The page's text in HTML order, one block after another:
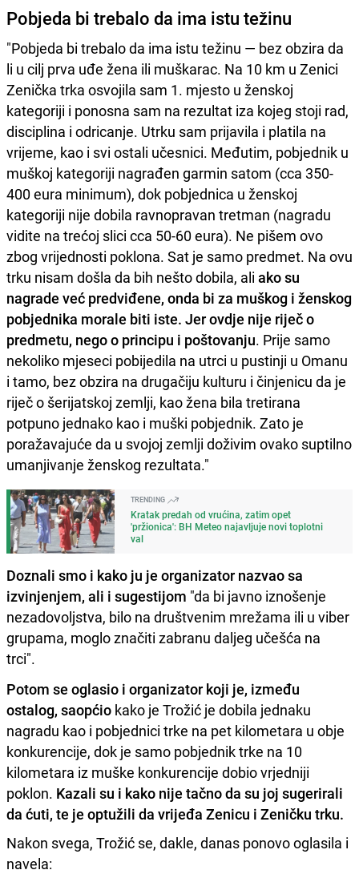
Pobjeda bi trebalo da ima istu težinu
"Pobjeda bi trebalo da ima istu težinu — bez obzira da
li u cilj prva uđe žena ili muškarac. Na 10 km u Zenici
Zenička trka osvojila sam 1. mjesto u ženskoj
kategoriji i ponosna sam na rezultat iza kojeg stoji rad,
disciplina i odricanje. Utrku sam prijavila i platila na
vrijeme, kao i svi ostali učesnici. Međutim, pobjednik u
muškoj kategoriji nagrađen garmin satom (cca 350-
400 eura minimum), dok pobjednica u ženskoj
kategoriji nije dobila ravnopravan tretman (nagradu
vidite na trećoj slici cca 50-60 eura). Ne pišem ovo
zbog vrijednosti poklona. Sat je samo predmet. Na ovu
trku nisam došla da bih nešto dobila, ali ako su
nagrade već predviđene, onda bi za muškog i ženskog
pobjednika morale biti iste. Jer ovdje nije riječ o
predmetu, nego o principu i poštovanju. Prije samo
nekoliko mjeseci pobijedila na utrci u pustinji u Omanu
i tamo, bez obzira na drugačiju kulturu i činjenicu da je
riječ o šerijatskoj zemlji, kao žena bila tretirana
potpuno jednako kao i muški pobjednik. Zato je
poražavajuće da u svojoj zemlji doživim ovako suptilno
umanjivanje ženskog rezultata."
TRENDING
Kratak predah od vrućina, zatim opet
'pržionica': BH Meteo najavljuje novi toplotni
val
Doznali smo i kako ju je organizator nazvao sa
izvinjenjem, ali i sugestijom "da bi javno iznošenje
nezadovoljstva, bilo na društvenim mrežama ili u viber
grupama, moglo značiti zabranu daljeg učešća na
trci".
Potom se oglasio i organizator koji je, između
ostalog, saopćio kako je Trožić je dobila jednaku
nagradu kao i pobjednici trke na pet kilometara u obje
konkurencije, dok je samo pobjednik trke na 10
kilometara iz muške konkurencije dobio vrjedniji
poklon. Kazali su i kako nije tačno da su joj sugerirali
da ćuti, te je optužili da vrijeđa Zenicu i Zeničku trku.
Nakon svega, Trožić se, dakle, danas ponovo oglasila i
navela: